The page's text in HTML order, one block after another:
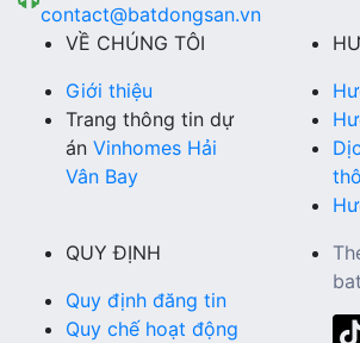
contact@batdongsan.vn
VỀ CHÚNG TÔI
Giới thiệu
Trang thông tin dự
án Vinhomes Hải
Vân Bay
QUY ĐỊNH
Quy định đăng tin
Quy chế hoạt động